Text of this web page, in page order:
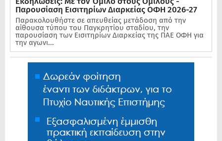
Παρουσίαση Εισιτηρίων Διαρκείας ΟΦΗ 2026-27
Παρακολουθήστε σε απευθείας μετάδοση από την
αίθουσα τύπου του Παγκρητίου σταδίου, την
παρουσίαση των Εισιτηρίων Διαρκείας της ΠΑΕ ΟΦΗ για
την αγωνι...